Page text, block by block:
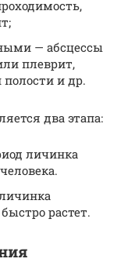
— абсцессы
плеврит,
и др.
два этапа:
личинка
растет.